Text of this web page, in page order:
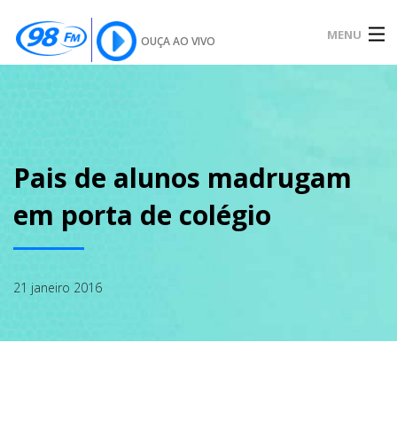
OUÇA AO VIVO MENU
SOBRE
NOTÍCIAS
PODCAST
Pais de alunos madrugam
em porta de colégio
21 janeiro 2016